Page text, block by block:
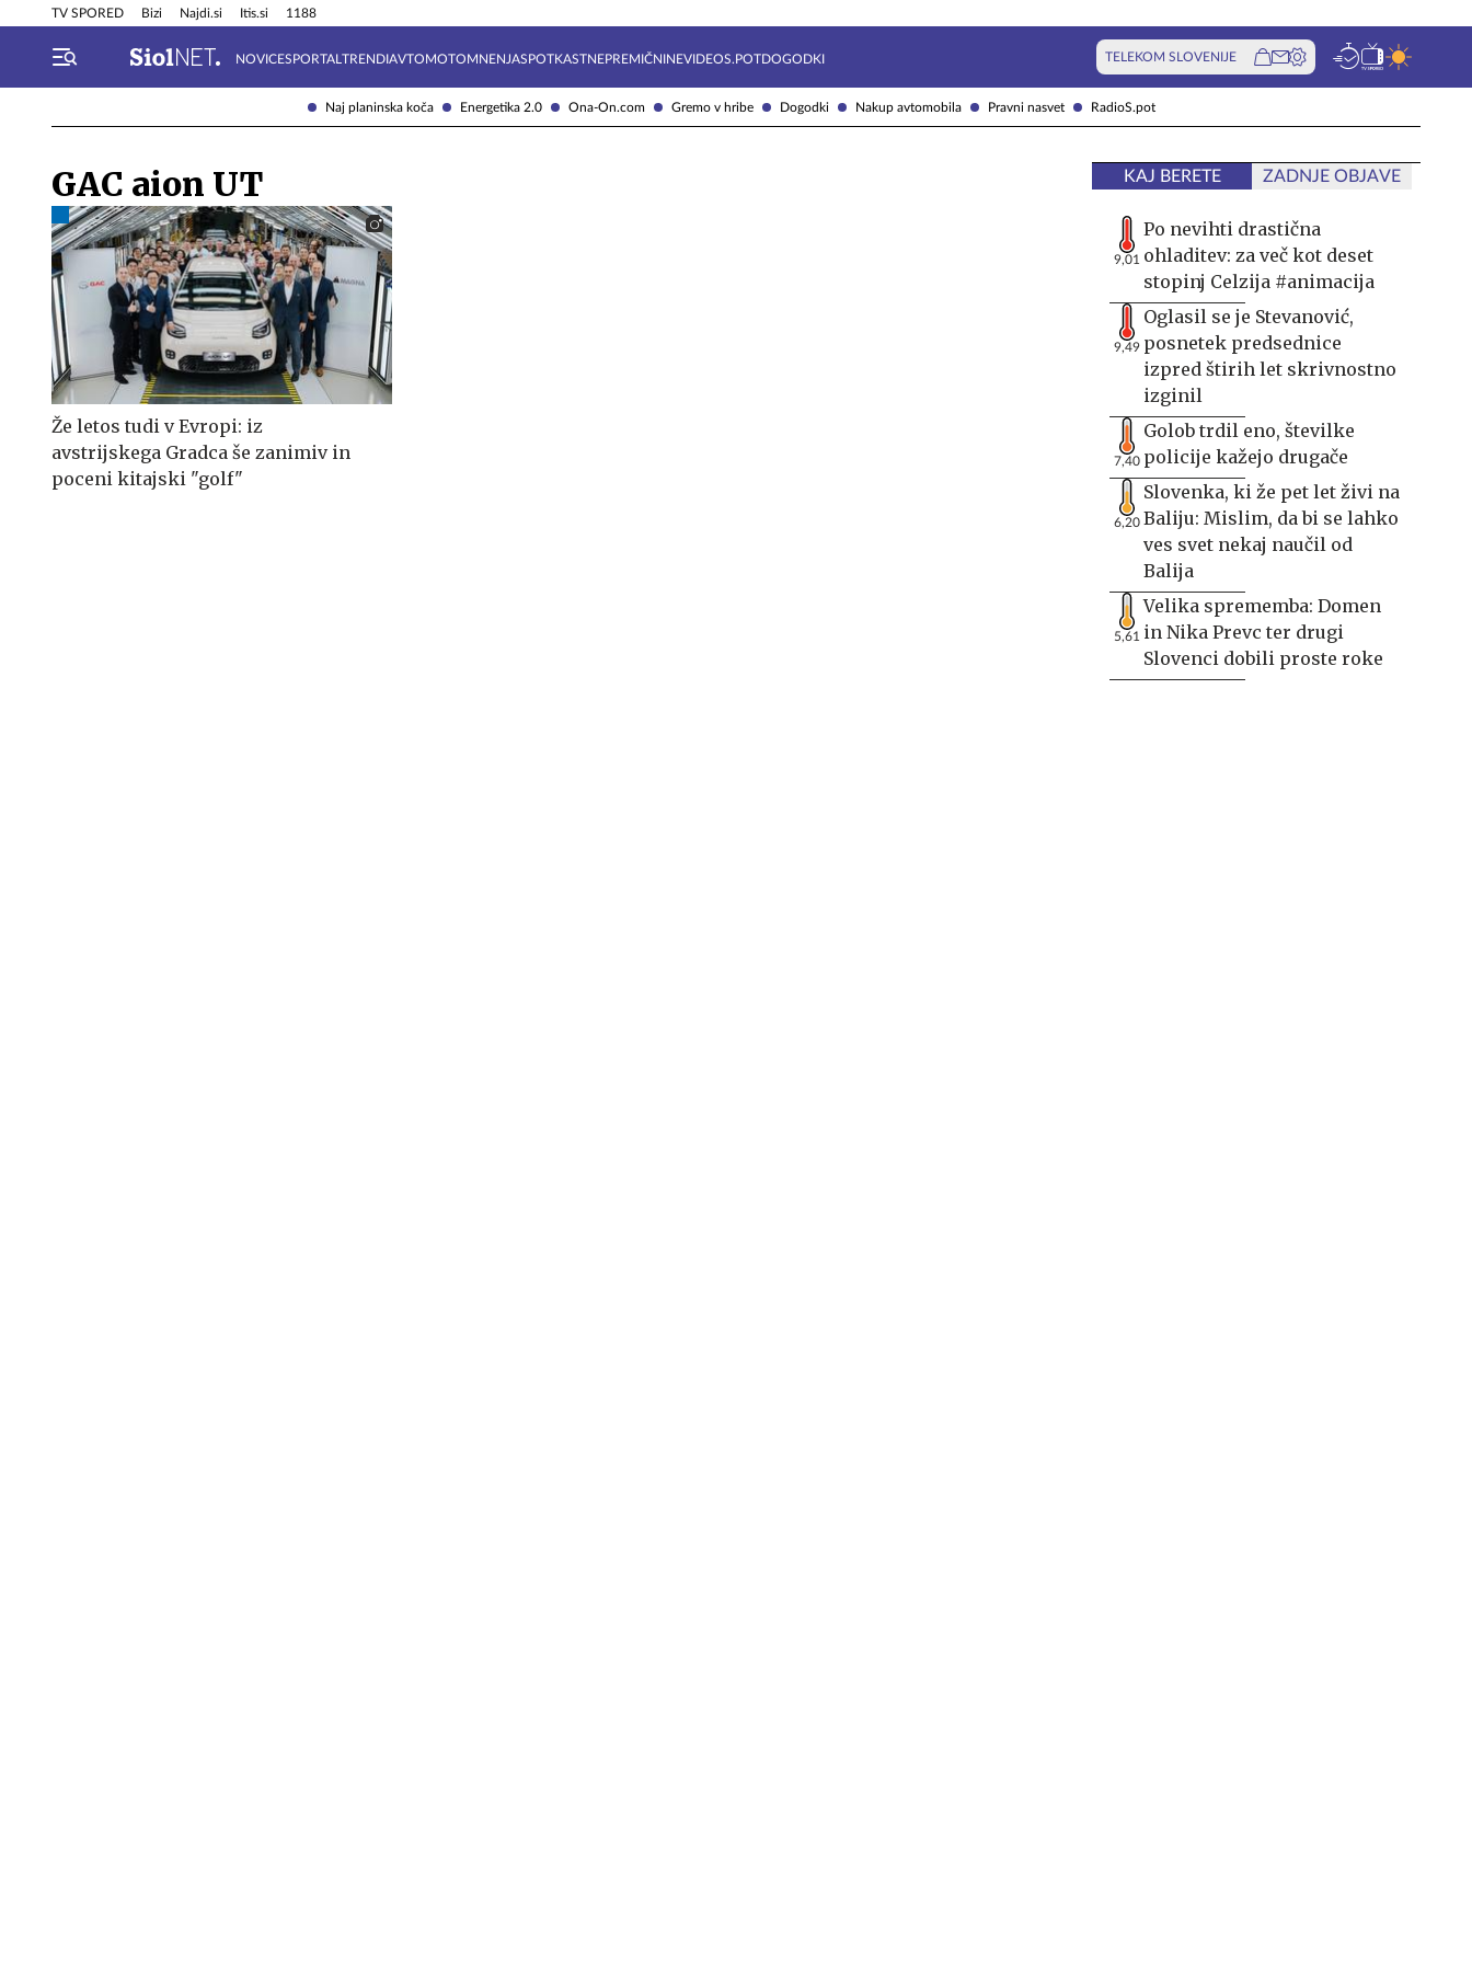
Naj planinska koča Energetika 2.0 Ona-On.com Gremo v hribe Dogodki Nakup avtomobila Pravni nasvet RadioS.pot
TV SPORED Bizi Najdi.si Itis.si 1188
NOVICESPORTAL TRENDIAVTOMOTOMNENJASPOTKASTNEPREMIČNINEVIDEOS.POTDOGODKI TELEKOM SLOVENIJE
Info in obvestila Tehnik
GAC aion UT
Že letos tudi v Evropi: iz
avstrijskega Gradca še zanimiv in
poceni kitajski "golf"
KAJ BERETE ZADNJE OBJAVE
9,01
Po nevihti drastična
ohladitev: za več kot deset
stopinj Celzija #animacija
9,49
Oglasil se je Stevanović,
posnetek predsednice
izpred štirih let skrivnostno
izginil
7,40
Golob trdil eno, številke
policije kažejo drugače
6,20
Slovenka, ki že pet let živi na
Baliju: Mislim, da bi se lahko
ves svet nekaj naučil od
Balija
5,61
Velika sprememba: Domen
in Nika Prevc ter drugi
Slovenci dobili proste roke